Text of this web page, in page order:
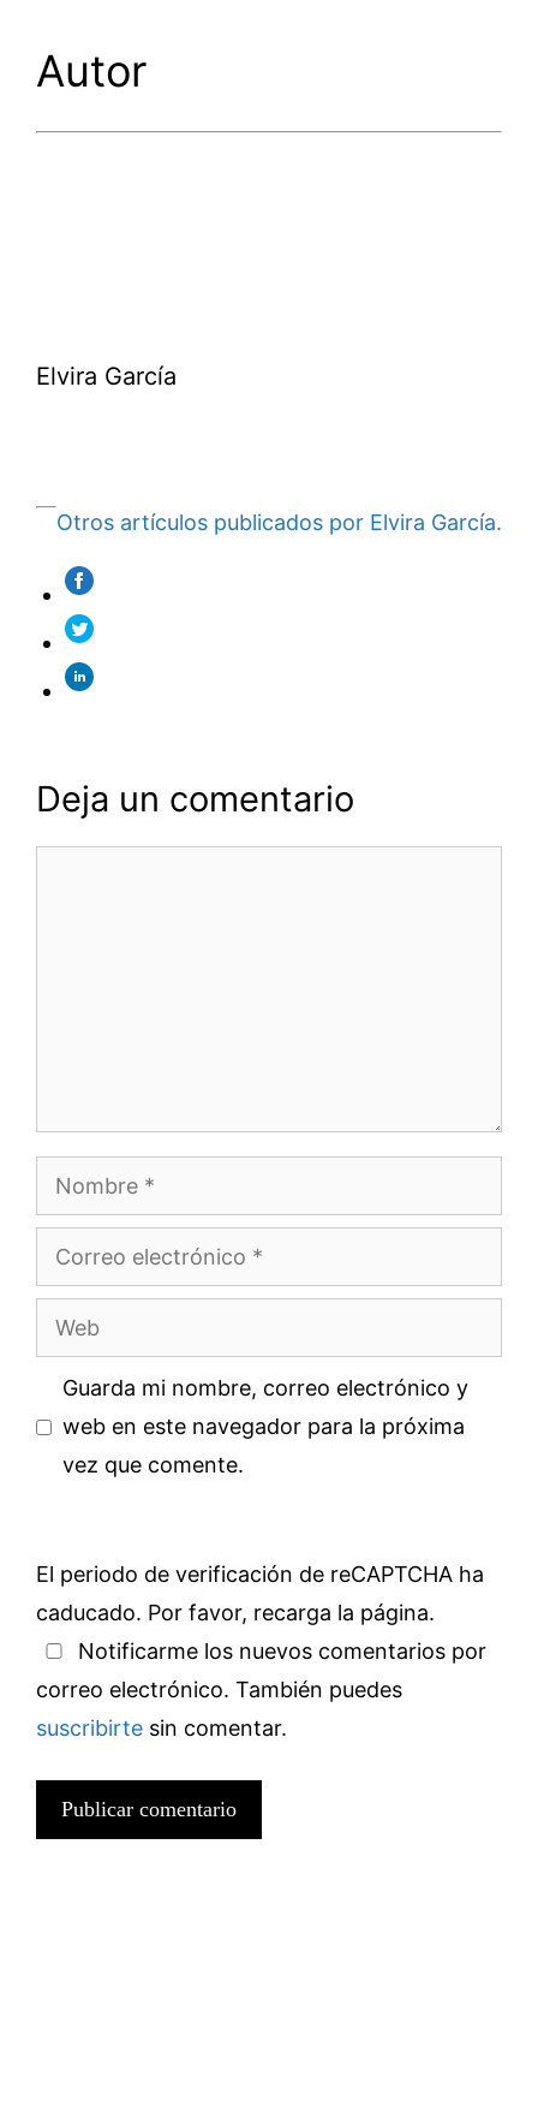
Autor
Elvira García
Otros artículos publicados por Elvira García.
Deja un comentario
Nombre
Correo
electrónico
Web
Guarda mi nombre, correo electrónico y
web en este navegador para la próxima
vez que comente.
El periodo de verificación de reCAPTCHA ha
caducado. Por favor, recarga la página.
Notificarme los nuevos comentarios por
correo electrónico. También puedes
suscribirte sin comentar.